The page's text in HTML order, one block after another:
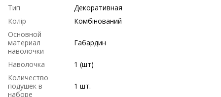
Тип
Декоративная
Колір
Комбінований
Основной
материал
наволочки
Габардин
Наволочка
1 (шт)
Количество
подушек в
наборе
1 шт.